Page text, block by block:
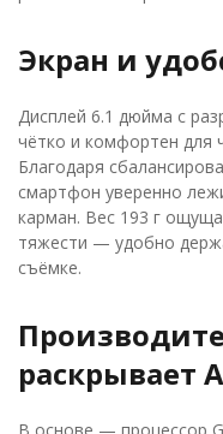
Экран и
Дисплей 6.1 дюйма с
чётко и комфортен для
Благодаря
смартфон уверенно
карман. Вес 193 г
тяжести — удобно
съёмке.
раскрывает